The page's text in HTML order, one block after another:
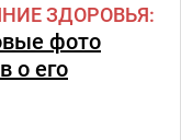
ЗДОРОВЬЯ
фото
о его